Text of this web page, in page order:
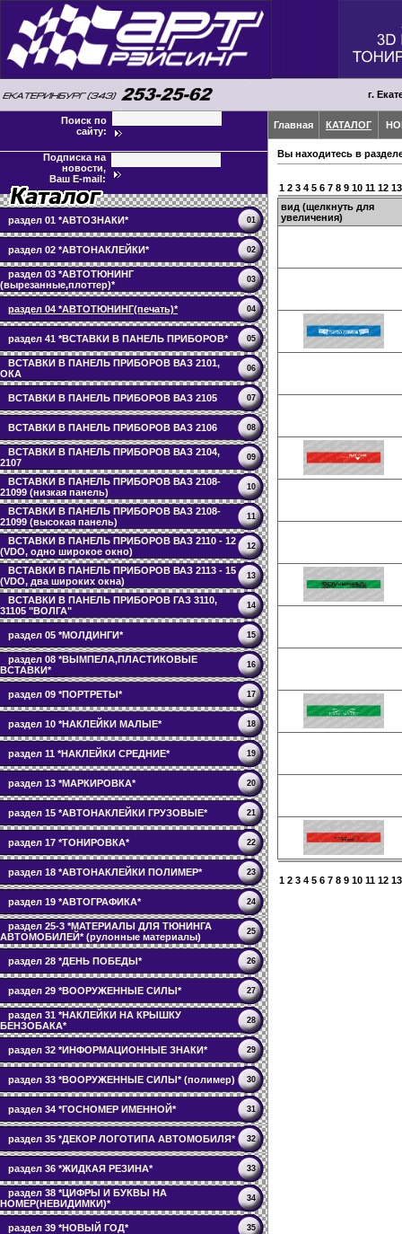
г.
Поиск по
сайту:
Подписка на
новости,
Ваш E-mail:
раздел 01 *АВТОЗНАКИ* 01
раздел 02 *АВТОНАКЛЕЙКИ* 02
раздел 03 *АВТОТЮНИНГ
(вырезанные,плоттер)*
03
раздел 04 *АВТОТЮНИНГ(печать)* 04
раздел 41 *ВСТАВКИ В ПАНЕЛЬ ПРИБОРОВ* 05
ВСТАВКИ В ПАНЕЛЬ ПРИБОРОВ ВАЗ 2101,
ОКА
06
ВСТАВКИ В ПАНЕЛЬ ПРИБОРОВ ВАЗ 2105 07
ВСТАВКИ В ПАНЕЛЬ ПРИБОРОВ ВАЗ 2106 08
ВСТАВКИ В ПАНЕЛЬ ПРИБОРОВ ВАЗ 2104,
2107
09
ВСТАВКИ В ПАНЕЛЬ ПРИБОРОВ ВАЗ 2108-
21099 (низкая панель)
10
ВСТАВКИ В ПАНЕЛЬ ПРИБОРОВ ВАЗ 2108-
21099 (высокая панель)
11
ВСТАВКИ В ПАНЕЛЬ ПРИБОРОВ ВАЗ 2110 - 12
(VDO, одно широкое окно)
12
ВСТАВКИ В ПАНЕЛЬ ПРИБОРОВ ВАЗ 2113 - 15
(VDO, два широких окна)
13
ВСТАВКИ В ПАНЕЛЬ ПРИБОРОВ ГАЗ 3110,
31105 "ВОЛГА"
14
раздел 05 *МОЛДИНГИ* 15
раздел 08 *ВЫМПЕЛА,ПЛАСТИКОВЫЕ
ВСТАВКИ*
16
раздел 09 *ПОРТРЕТЫ* 17
раздел 10 *НАКЛЕЙКИ МАЛЫЕ* 18
раздел 11 *НАКЛЕЙКИ СРЕДНИЕ* 19
раздел 13 *МАРКИРОВКА* 20
раздел 15 *АВТОНАКЛЕЙКИ ГРУЗОВЫЕ* 21
раздел 17 *ТОНИРОВКА* 22
раздел 18 *АВТОНАКЛЕЙКИ ПОЛИМЕР* 23
раздел 19 *АВТОГРАФИКА* 24
раздел 25-3 *МАТЕРИАЛЫ ДЛЯ ТЮНИНГА
АВТОМОБИЛЕЙ* (рулонные материалы)
25
раздел 28 *ДЕНЬ ПОБЕДЫ* 26
раздел 29 *ВООРУЖЕННЫЕ СИЛЫ* 27
раздел 31 *НАКЛЕЙКИ НА КРЫШКУ
БЕНЗОБАКА*
28
раздел 32 *ИНФОРМАЦИОННЫЕ ЗНАКИ* 29
раздел 33 *ВООРУЖЕННЫЕ СИЛЫ* (полимер) 30
раздел 34 *ГОСНОМЕР ИМЕННОЙ* 31
раздел 35 *ДЕКОР ЛОГОТИПА АВТОМОБИЛЯ* 32
раздел 36 *ЖИДКАЯ РЕЗИНА* 33
раздел 38 *ЦИФРЫ И БУКВЫ НА
НОМЕР(НЕВИДИМКИ)*
34
раздел 39 *НОВЫЙ ГОД* 35
Главная КАТАЛОГ
Вы находитесь в
1 2 3 4 5 6 7 8 9 10 11 12 13
вид (щелкнуть для
увеличения)
1 2 3 4 5 6 7 8 9 10 11 12 13